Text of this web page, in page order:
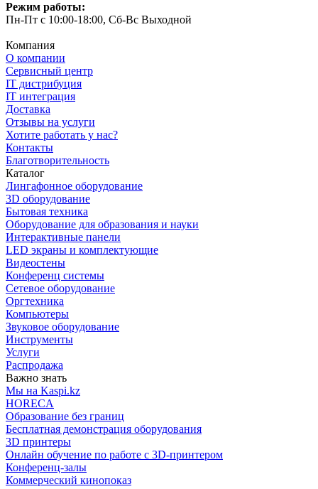
Режим работы:
Пн-Пт с 10:00-18:00, Сб-Вс Выходной
Компания
О компании
Сервисный центр
IT дистрибуция
IT интеграция
Доставка
Отзывы на услуги
Хотите работать у нас?
Контакты
Благотворительность
Каталог
Лингафонное оборудование
3D оборудование
Бытовая техника
Оборудование для образования и науки
Интерактивные панели
LED экраны и комплектующие
Видеостены
Конференц системы
Сетевое оборудование
Оргтехника
Компьютеры
Звуковое оборудование
Инструменты
Услуги
Распродажа
Важно знать
Мы на Kaspi.kz
HORECA
Образование без границ
Бесплатная демонстрация оборудования
3D принтеры
Онлайн обучение по работе с 3D-принтером
Конференц-залы
Коммерческий кинопоказ